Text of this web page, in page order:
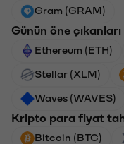
Gram (GRAM)
Günün öne çıkanları
Ethereum (ETH)
Stellar (XLM)
Waves (WAVES)
Kripto para fiyat
Bitcoin (BTC)